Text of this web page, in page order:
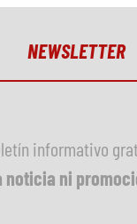
NEWSLETTER
informativo
noticia ni